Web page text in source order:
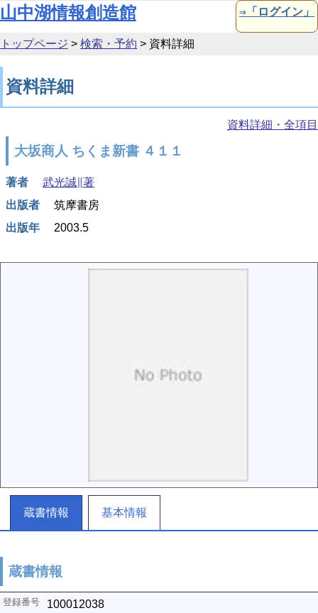
本文へ移動
山中湖情報創造館 ⇒「ログイン」
トップページ > 検索・予約 > 資料詳細
資料詳細
資料詳細・全項目
大坂商人 ちくま新書 ４１１
著者
武光誠∥著
出版者
筑摩書房
出版年
2003.5
蔵書情報 基本情報
蔵書情報
100012038